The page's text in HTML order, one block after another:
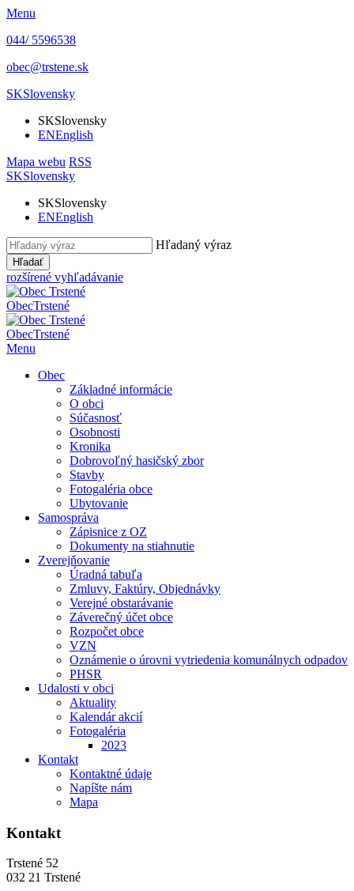
Menu
044/ 5596538
obec@trstene.sk
SKSlovensky
SKSlovensky
ENEnglish
Mapa webu RSS
SKSlovensky
SKSlovensky
ENEnglish
Hľadaný výraz
Hľadať
rozšírené vyhľadávanie
ObecTrstené
ObecTrstené
Menu
Obec
Základné informácie
O obci
Súčasnosť
Osobnosti
Kronika
Dobrovoľný hasičský zbor
Stavby
Fotogaléria obce
Ubytovanie
Samospráva
Zápisnice z OZ
Dokumenty na stiahnutie
Zverejňovanie
Úradná tabuľa
Zmluvy, Faktúry, Objednávky
Verejné obstarávanie
Záverečný účet obce
Rozpočet obce
VZN
Oznámenie o úrovni vytriedenia komunálnych odpadov
PHSR
Udalosti v obci
Aktuality
Kalendár akcií
Fotogaléria
2023
Kontakt
Kontaktné údaje
Napíšte nám
Mapa
Kontakt
Trstené 52
032 21 Trstené